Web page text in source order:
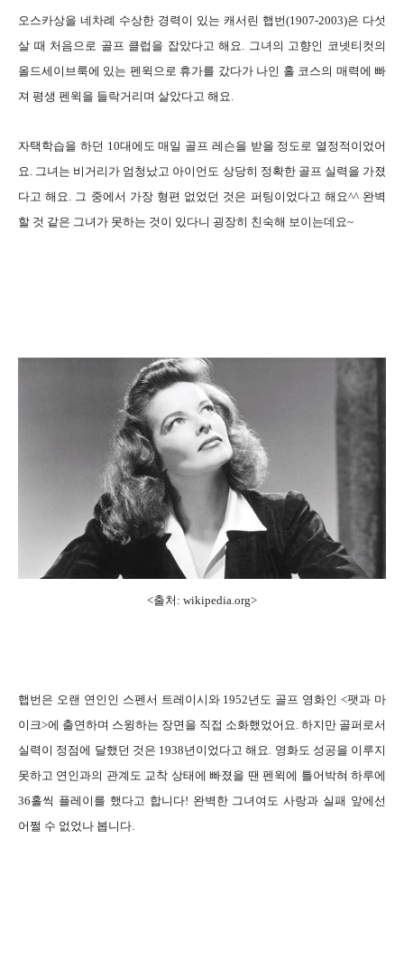
오스카상을 네차례 수상한 경력이 있는 캐서린 햅번(1907-2003)은 다섯
살 때 처음으로 골프 클럽을 잡았다고 해요. 그녀의 고향인 코넷티컷의
올드세이브룩에 있는 펜윅으로 휴가를 갔다가 나인 홀 코스의 매력에 빠
져 평생 펜윅을 들락거리며 살았다고 해요.
자택학습을 하던 10대에도 매일 골프 레슨을 받을 정도로 열정적이었어
요. 그녀는 비거리가 엄청났고 아이언도 상당히 정확한 골프 실력을 가졌
다고 해요. 그 중에서 가장 형편 없었던 것은 퍼팅이었다고 해요^^ 완벽
할 것 같은 그녀가 못하는 것이 있다니 굉장히 친숙해 보이는데요~
<출처: wikipedia.org>
햅번은 오랜 연인인 스펜서 트레이시와 1952년도 골프 영화인 <팻과 마
이크>에 출연하며 스윙하는 장면을 직접 소화했었어요. 하지만 골퍼로서
실력이 정점에 달했던 것은 1938년이었다고 해요. 영화도 성공을 이루지
못하고 연인과의 관계도 교착 상태에 빠졌을 땐 펜윅에 틀어박혀 하루에
36홀씩 플레이를 했다고 합니다! 완벽한 그녀여도 사랑과 실패 앞에선
어쩔 수 없었나 봅니다.